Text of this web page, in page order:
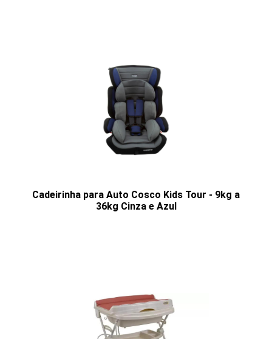
Cadeirinha para Auto Cosco Kids Tour - 9kg a
36kg Cinza e Azul